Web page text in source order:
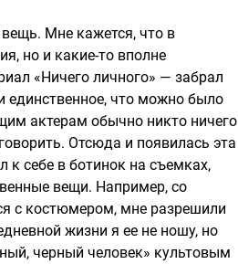
Мне кажется, что в
но и какие-то вполне
«Ничего личного» — забрал
единственное, что можно было
актерам обычно никто ничего
Отсюда и появилась эта
себе в ботинок на съемках,
вещи. Например, со
с костюмером, мне разрешили
жизни я ее не ношу, но
черный человек» культовым